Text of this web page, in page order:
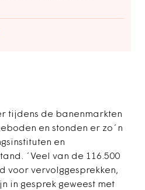
tijdens de banenmarkten
en stonden er zo´n
en
´Veel van de 116.500
voor vervolggesprekken,
in gesprek geweest met